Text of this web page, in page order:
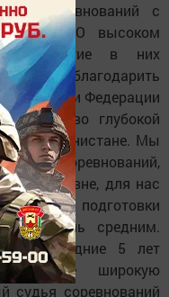
соревнований с
О высоком
и участие в них
поблагодарить
От имени Федерации
чувство глубокой
в Афганистане. Мы
соревнований,
уровне, для нас
подготовки
уровень средним.
за последние 5 лет
широкую
судья соревнований